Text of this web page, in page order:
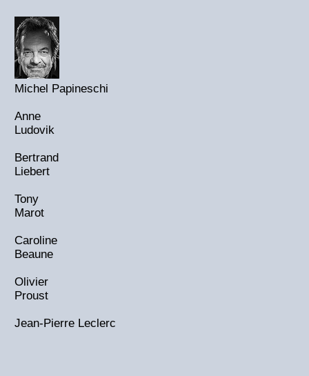
Michel Papineschi
Anne
Ludovik
Bertrand
Liebert
Tony
Marot
Caroline
Beaune
Olivier
Proust
Jean-Pierre Leclerc